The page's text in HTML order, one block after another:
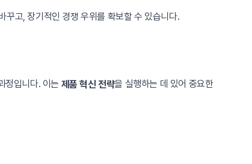
꾸고, 장기적인 경쟁 우위를 확보할 수 있습니다.
정입니다. 이는 제품 혁신 전략을 실행하는 데 있어 중요한